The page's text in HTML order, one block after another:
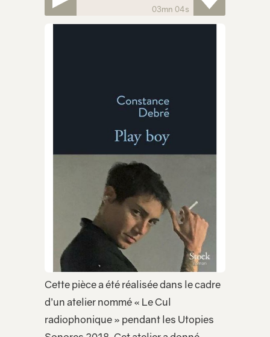
03mn 04s
Cette pièce a été réalisée dans le cadre
d’un atelier nommé « Le Cul
radiophonique » pendant les Utopies